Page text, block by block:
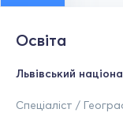
Освіта
Львівський
Спеціаліст /